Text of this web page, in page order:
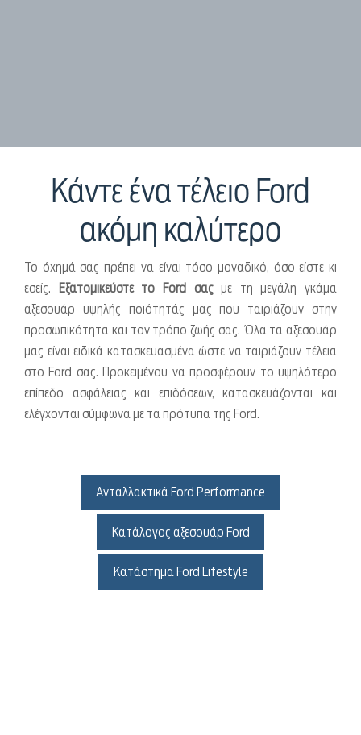
Κάντε ένα τέλειο Ford
ακόμη καλύτερο
Το όχημά σας πρέπει να είναι τόσο μοναδικό, όσο είστε κι
εσείς.
Εξατομικεύστε το Ford σαςμε τη μεγάλη γκάμα
αξεσουάρ υψηλής ποιότητάς μας που ταιριάζουν στην
προσωπικότητα και τον τρόπο ζωής σας. Όλα τα αξεσουάρ
μας είναι ειδικά κατασκευασμένα ώστε να ταιριάζουν τέλεια
στο Ford σας. Προκειμένου να προσφέρουν το υψηλότερο
επίπεδο ασφάλειας και επιδόσεων, κατασκευάζονται και
ελέγχονται σύμφωνα με τα πρότυπα της Ford.
Ανταλλακτικά Ford Performance
Κατάλογος αξεσουάρ Ford
Κατάστημα Ford Lifestyle